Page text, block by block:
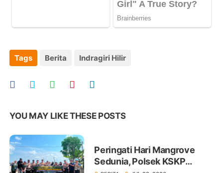
Tags Berita Indragiri Hilir
YOU MAY LIKE THESE POSTS
Peringati Hari Mangrove
Sedunia, Polsek KSKP